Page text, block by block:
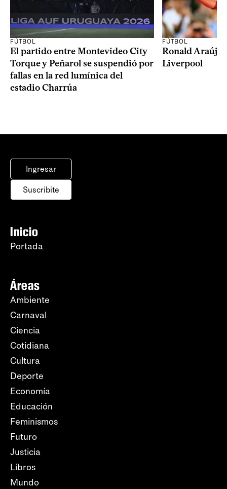
FÚTBOL
El partido entre Montevideo City
Torque y Peñarol se suspendió por
fallas en la red lumínica del
estadio Charrúa
FÚTBOL
Ronald Araújo
Liverpool
Ingresar
Suscribite
Inicio
Portada
Áreas
Ambiente
Carnaval
Ciencia
Cotidiana
Cultura
Deporte
Economía
Educación
Feminismos
Futuro
Justicia
Libros
Mundo